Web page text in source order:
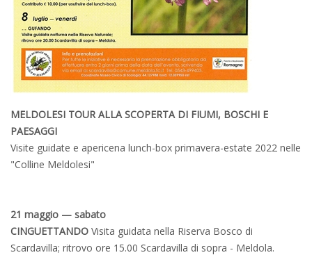
MELDOLESI TOUR ALLA SCOPERTA DI FIUMI, BOSCHI E
PAESAGGI
Visite guidate e apericena lunch-box primavera-estate 2022 nelle
"Colline Meldolesi"
21 maggio — sabato
CINGUETTANDO Visita guidata nella Riserva Bosco di
Scardavilla; ritrovo ore 15.00 Scardavilla di sopra - Meldola.